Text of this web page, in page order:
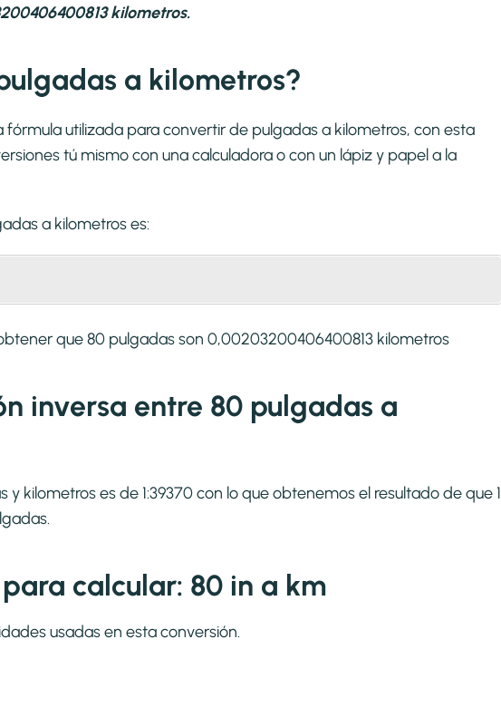
kilometros.
a kilometros?
utilizada para convertir de pulgadas a kilometros, con esta
tú mismo con una calculadora o con un lápiz y papel a la
a kilometroses:
que 80 pulgadas son 0,00203200406400813 kilometros
inversa entre 80 pulgadas a
y kilometros es de 1:39370 con lo que obtenemos el resultado de que 1
calcular: 80 in a km
usadas en esta conversión.